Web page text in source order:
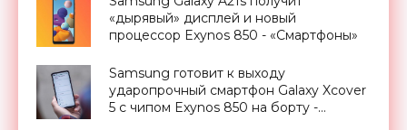
«дырявый» дисплей и новый
процессор Exynos 850 - «Смартфоны»
Samsung готовит к выходу
ударопрочный смартфон Galaxy Xcover
5 с чипом Exynos 850 на борту -